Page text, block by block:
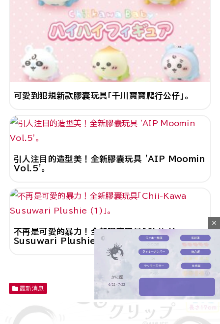
close
可愛到犯規新款膠囊玩具「千川寶寶爬行公仔」。
引人注目的造型美！全新膠囊玩具 'AIP Moomin
Vol.5'。
不再是可愛的暴力！全新膠囊玩具「Chii-Kawa
Susuwari Plushie (1)」。
最新消息